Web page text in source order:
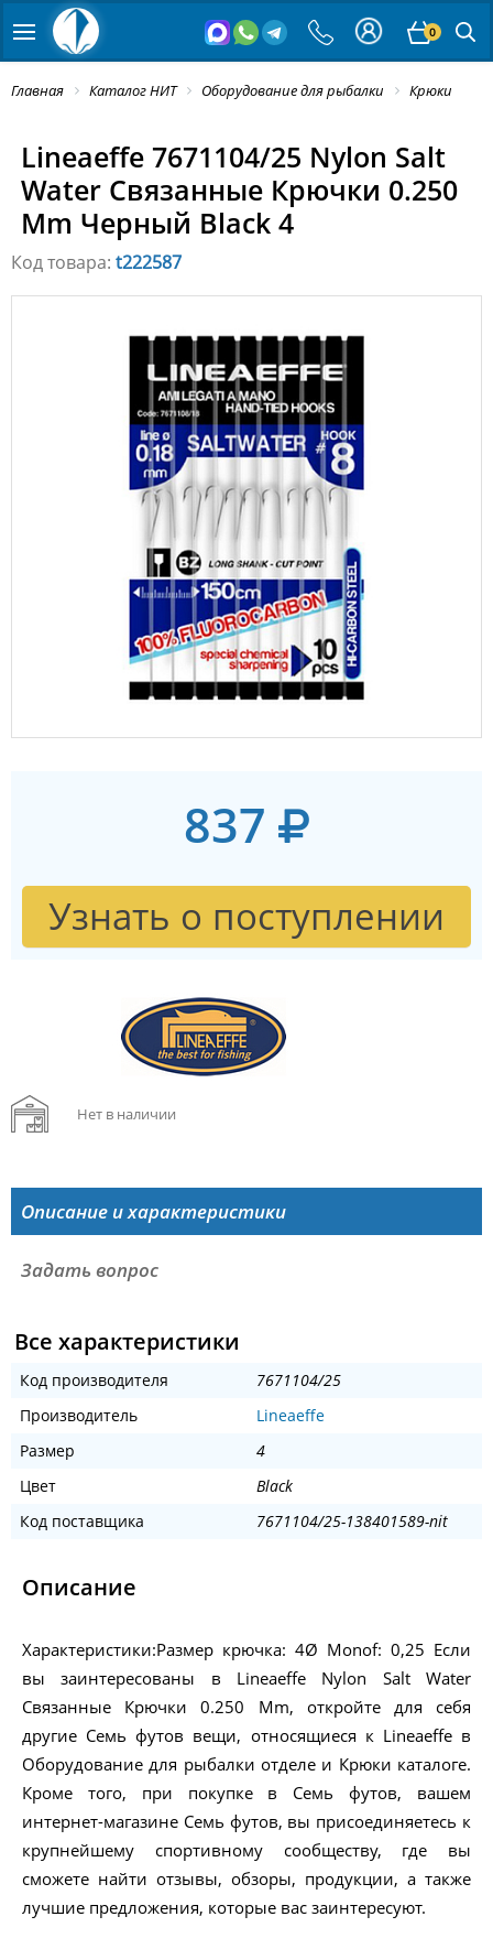
0
Главная Каталог НИТ Оборудование для рыбалки Крюки
Lineaeffe 7671104/25 Nylon Salt
Water Связанные Крючки 0.250
Mm Черный Black 4
Код товара: t222587
837
Узнать о поступлении
Нет в наличии
Описание и характеристики
Задать вопрос
Все характеристики
Код производителя
7671104/25
Производитель
Lineaeffe
Размер
4
Цвет
Black
Код поставщика
7671104/25-138401589-nit
Описание
Характеристики:Размер крючка: 4Ø Monof: 0,25 Если
вы заинтересованы в Lineaeffe Nylon Salt Water
Связанные Крючки 0.250 Mm, откройте для себя
другие Семь футов вещи, относящиеся к Lineaeffe в
Оборудование для рыбалки отделе и Крюки каталоге.
Кроме того, при покупке в Семь футов, вашем
интернет-магазине Семь футов, вы присоединяетесь к
крупнейшему спортивному сообществу, где вы
сможете найти отзывы, обзоры, продукции, а также
лучшие предложения, которые вас заинтересуют.